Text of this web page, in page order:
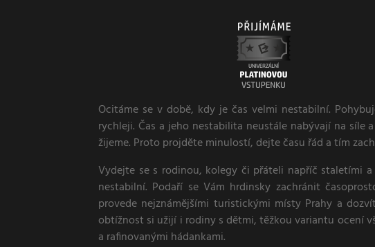
Ocitáme se v době, kdy je čas velmi nestabilní.
rychleji. Čas a jeho nestabilita neustále nabývají na síle
žijeme. Proto projděte minulostí, dejte času řád a tím
Vydejte se s rodinou, kolegy či přáteli napříč staletími
nestabilní. Podaří se Vám hrdinsky zachránit
provede nejznámějšími turistickými místy Prahy a
obtížnost si užijí i rodiny s dětmi, těžkou variantu ocení
a rafinovanými hádankami.